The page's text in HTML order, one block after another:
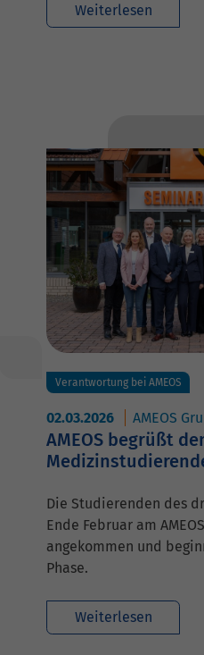
Weiterlesen
Verantwortung bei AMEOS
02.03.2026 AMEOS
AMEOS begrüßt
Die Studierenden des
Ende Februar am
angekommen und
Phase.
Weiterlesen